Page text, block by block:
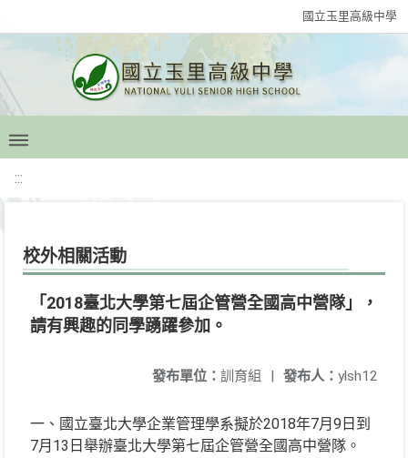
國立玉里高級中學
:::
校外相關活動
「2018臺北大學第七屆企管營全國高中營隊」，
請有興趣的同學踴躍參加。
發布人： ylsh12
發布單位： 訓育組 |
一、國立臺北大學企業管理學系擬於2018年7月9日到
7月13日舉辦臺北大學第七屆企管營全國高中營隊。